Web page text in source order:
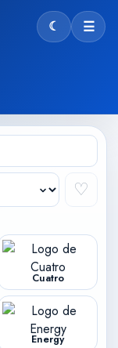
☾Modo☰
♡
Cuatro
Energy